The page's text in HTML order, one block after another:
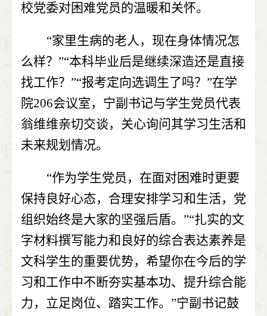
校党委对困难党员的温暖和关怀。
“家里生病的老人，现在身体情况怎
么样？”“本科毕业后是继续深造还是直接
找工作？”“报考定向选调生了吗？”在学
院206会议室，宁副书记与学生党员代表
翁维维亲切交谈，关心询问其学习生活和
未来规划情况。
“作为学生党员，在面对困难时更要
保持良好心态，合理安排学习和生活，党
组织始终是大家的坚强后盾。”“扎实的文
字材料撰写能力和良好的综合表达素养是
文科学生的重要优势，希望你在今后的学
习和工作中不断夯实基本功、提升综合能
力，立足岗位、踏实工作。”宁副书记鼓